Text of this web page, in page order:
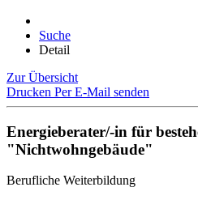
Suche
Detail
Zur Übersicht
Drucken Per E-Mail senden
Energieberater/-in für
"Nichtwohngebäude"
Berufliche Weiterbildung